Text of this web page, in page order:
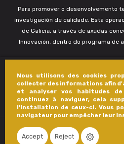
Nous utilisons des cookies
collecter des informations afin
et analyser vos habitudes
continuez à naviguer, cela
l'installation de ceux-ci. Vous
navigateur pour empêcher leur
Accept Reject
Para promover o desenvolvemento
investigación de calidade. Esta
de Galicia, a través de axudas
Innovación, dentro do programa de